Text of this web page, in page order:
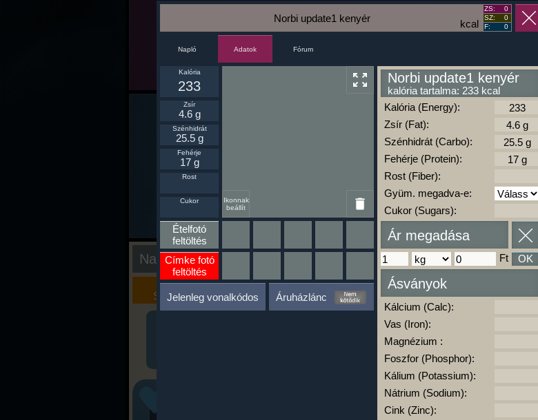
Nap kiértékelése
Kalória
Szimulátor
Szöveges
Értékelés
Ha ma már nem eszel/sportolsz többet,
kattints a kiértékelésre!
A Kalória Szimulátor Prémium funkció.
-
kcal
Norbi update1 kenyér
ZS:
0
SZ:
0
F:
0
Napló Adatok Fórum
Ikonnak
beállít
Kalória
233
Zsír
4.6 g
Szénhidrát
25.5 g
Fehérje
17 g
Rost
Cukor
Ételfotó
feltöltés
Címke fotó
feltöltés
Jelenleg vonalkódos Áruházlánc
Norbi update1 kenyér
kalória tartalma: 233 kcal
Kalória (Energy):
Zsír (Fat):
Szénhidrát (Carbo):
Fehérje (Protein):
Rost (Fiber):
Gyüm. megadva-e:
Cukor (Sugars):
Ár megadása
Ft OK
Ásványok
Kálcium (Calc):
Vas (Iron):
Magnézium :
Foszfor (Phosphor):
Kálium (Potassium):
Nátrium (Sodium):
Cink (Zinc):